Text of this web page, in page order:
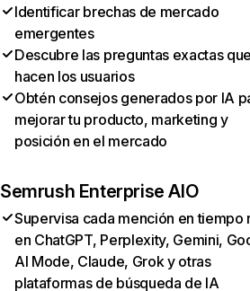
Identificar brechas de mercado
emergentes
Descubre las preguntas exactas
hacen los usuarios
Obtén consejos generados por IA
mejorar tu producto, marketing y
posición en el mercado
Semrush Enterprise AIO
Supervisa cada mención en tiempo
en ChatGPT, Perplexity, Gemini,
AI Mode, Claude, Grok y otras
plataformas de búsqueda de IA